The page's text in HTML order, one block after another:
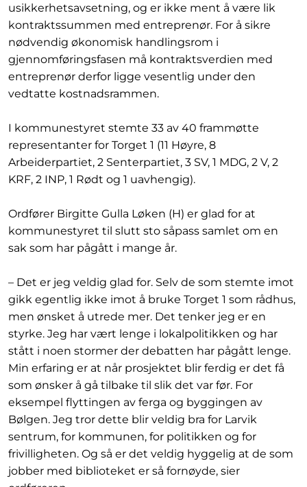
usikkerhetsavsetning, og er ikke ment å være lik
kontraktssummen med entreprenør. For å sikre
nødvendig økonomisk handlingsrom i
gjennomføringsfasen må kontraktsverdien med
entreprenør derfor ligge vesentlig under den
vedtatte kostnadsrammen.
I kommunestyret stemte 33 av 40 frammøtte
representanter for Torget 1 (11 Høyre, 8
Arbeiderpartiet, 2 Senterpartiet, 3 SV, 1 MDG, 2 V, 2
KRF, 2 INP, 1 Rødt og 1 uavhengig).
Ordfører Birgitte Gulla Løken (H) er glad for at
kommunestyret til slutt sto såpass samlet om en
sak som har pågått i mange år.
– Det er jeg veldig glad for. Selv de som stemte imot
gikk egentlig ikke imot å bruke Torget 1 som rådhus,
men ønsket å utrede mer. Det tenker jeg er en
styrke. Jeg har vært lenge i lokalpolitikken og har
stått i noen stormer der debatten har pågått lenge.
Min erfaring er at når prosjektet blir ferdig er det få
som ønsker å gå tilbake til slik det var før. For
eksempel flyttingen av ferga og byggingen av
Bølgen. Jeg tror dette blir veldig bra for Larvik
sentrum, for kommunen, for politikken og for
frivilligheten. Og så er det veldig hyggelig at de som
jobber med biblioteket er så fornøyde, sier